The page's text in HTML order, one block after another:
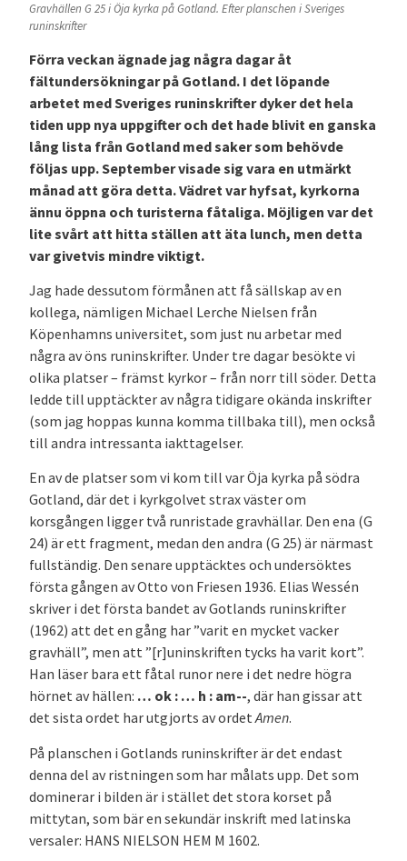
Gravhällen G 25 i Öja kyrka på Gotland. Efter planschen i Sveriges
runinskrifter
Förra veckan ägnade jag några dagar åt
fältundersökningar på Gotland. I det löpande
arbetet med Sveriges runinskrifter dyker det hela
tiden upp nya uppgifter och det hade blivit en ganska
lång lista från Gotland med saker som behövde
följas upp. September visade sig vara en utmärkt
månad att göra detta. Vädret var hyfsat, kyrkorna
ännu öppna och turisterna fåtaliga. Möjligen var det
lite svårt att hitta ställen att äta lunch, men detta
var givetvis mindre viktigt.
Jag hade dessutom förmånen att få sällskap av en
kollega, nämligen Michael Lerche Nielsen från
Köpenhamns universitet, som just nu arbetar med
några av öns runinskrifter. Under tre dagar besökte vi
olika platser – främst kyrkor – från norr till söder. Detta
ledde till upptäckter av några tidigare okända inskrifter
(som jag hoppas kunna komma tillbaka till), men också
till andra intressanta iakttagelser.
En av de platser som vi kom till var Öja kyrka på södra
Gotland, där det i kyrkgolvet strax väster om
korsgången ligger två runristade gravhällar. Den ena (G
24) är ett fragment, medan den andra (G 25) är närmast
fullständig. Den senare upptäcktes och undersöktes
första gången av Otto von Friesen 1936. Elias Wessén
skriver i det första bandet av Gotlands runinskrifter
(1962) att det en gång har ”varit en mycket vacker
gravhäll”, men att ”[r]uninskriften tycks ha varit kort”.
Han läser bara ett fåtal runor nere i det nedre högra
hörnet av hällen: … ok : … h : am-­-, där han gissar att
det sista ordet har utgjorts av ordetAmen.
På planschen i Gotlands runinskrifter är det endast
denna del av ristningen som har målats upp. Det som
dominerar i bilden är i stället det stora korset på
mittytan, som bär en sekundär inskrift med latinska
versaler: HANS NIELSON HEM M 1602.